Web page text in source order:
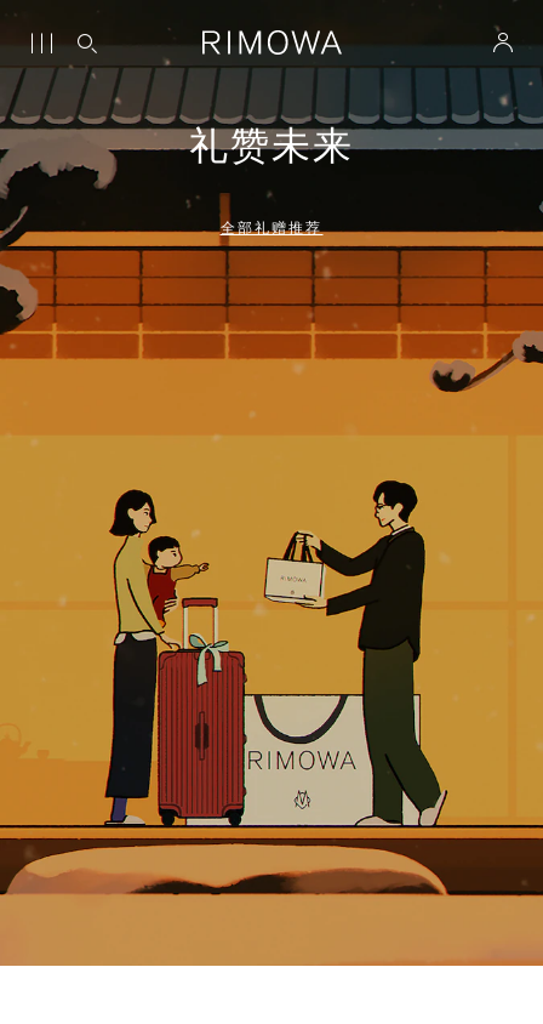
礼赞未来
全部礼赠推荐